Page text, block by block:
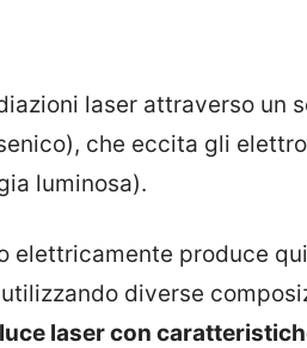
laser attraverso un
che eccita gli
luminosa).
elettricamente produce
diverse
laser con